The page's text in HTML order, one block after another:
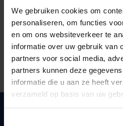
We gebruiken cookies om
personaliseren, om functies
en om ons websiteverkeer te
informatie over uw gebruik van
partners voor social media,
partners kunnen deze
informatie die u aan ze heeft
verzameld op basis van uw